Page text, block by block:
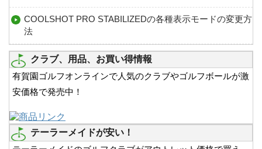
COOLSHOT PRO STABILIZEDの各種表示モードの変更方
法
クラブ、用品、お買い得情報
有賀園ゴルフオンラインで人気のクラブやゴルフボールが激
安価格で発売中！
テーラーメイドが安い！